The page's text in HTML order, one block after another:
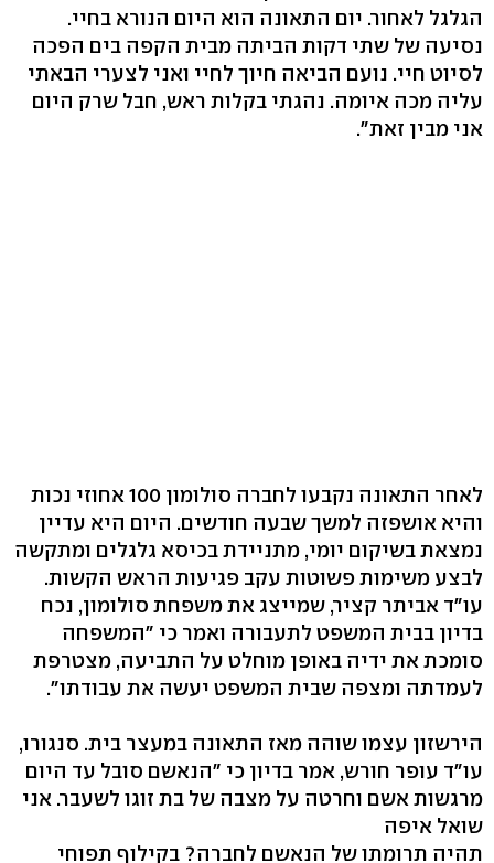
הגלגל לאחור. יום התאונה הוא היום הנורא בחיי.
נסיעה של שתי דקות הביתה מבית הקפה בים הפכה
לסיוט חיי. נועם הביאה חיוך לחיי ואני לצערי הבאתי
עליה מכה איומה. נהגתי בקלות ראש, חבל שרק היום
אני מבין זאת".
לאחר התאונה נקבעו לחברה סולומון 100 אחוזי נכות
והיא אושפזה למשך שבעה חודשים. היום היא עדיין
נמצאת בשיקום יומי, מתניידת בכיסא גלגלים ומתקשה
לבצע משימות פשוטות עקב פגיעות הראש הקשות.
עו"ד אביתר קציר, שמייצג את משפחת סולומון, נכח
בדיון בבית המשפט לתעבורה ואמר כי "המשפחה
סומכת את ידיה באופן מוחלט על התביעה, מצטרפת
לעמדתה ומצפה שבית המשפט יעשה את עבודתו".
הירשזון עצמו שוהה מאז התאונה במעצר בית. סנגורו,
עו"ד עופר חורש, אמר בדיון כי "הנאשם סובל עד היום
מרגשות אשם וחרטה על מצבה של בת זוגו לשעבר. אני
שואל איפה
תהיה תרומתו של הנאשם לחברה? בקילוף תפוחי